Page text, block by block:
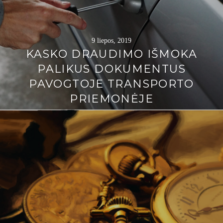
9 liepos, 2019
KASKO DRAUDIMO IŠMOKA
PALIKUS DOKUMENTUS
PAVOGTOJE TRANSPORTO
PRIEMONĖJE
reading